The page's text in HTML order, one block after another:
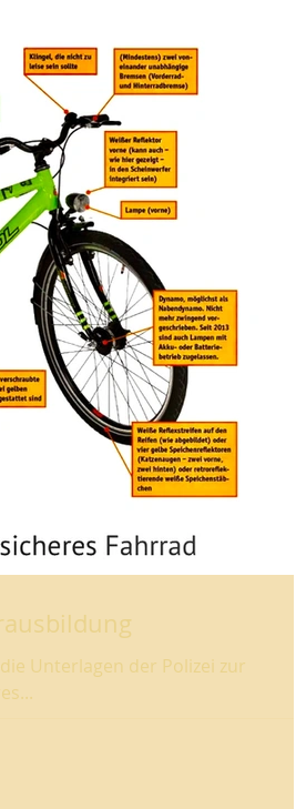
Unterlagen der Polizei zur